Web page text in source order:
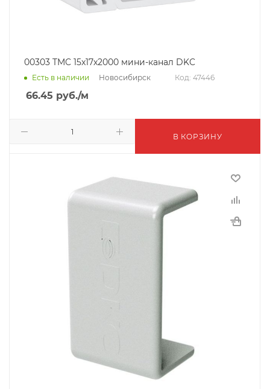
00303 TMC 15x17х2000 мини-канал DKC
Есть в наличии Новосибирск Код: 47446
66.45 руб./м
В КОРЗИНУ